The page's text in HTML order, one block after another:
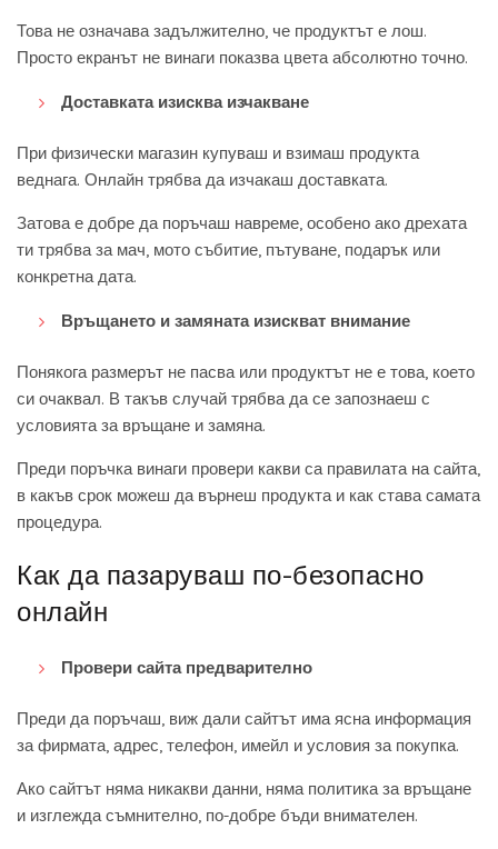
Това не означава задължително, че продуктът е лош.
Просто екранът не винаги показва цвета абсолютно точно.
Доставката изисква изчакване
При физически магазин купуваш и взимаш продукта
веднага. Онлайн трябва да изчакаш доставката.
Затова е добре да поръчаш навреме, особено ако дрехата
ти трябва за мач, мото събитие, пътуване, подарък или
конкретна дата.
Връщането и замяната изискват внимание
Понякога размерът не пасва или продуктът не е това, което
си очаквал. В такъв случай трябва да се запознаеш с
условията за връщане и замяна.
Преди поръчка винаги провери какви са правилата на сайта,
в какъв срок можеш да върнеш продукта и как става самата
процедура.
Как да пазаруваш по-безопасно
онлайн
Провери сайта предварително
Преди да поръчаш, виж дали сайтът има ясна информация
за фирмата, адрес, телефон, имейл и условия за покупка.
Ако сайтът няма никакви данни, няма политика за връщане
и изглежда съмнително, по-добре бъди внимателен.